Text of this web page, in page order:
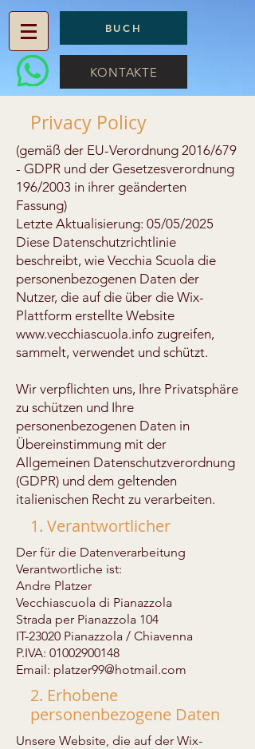
BUCH
KONTAKTE
Privacy Policy
(gemäß der EU-Verordnung 2016/679
- GDPR und der Gesetzesverordnung
196/2003 in ihrer geänderten
Fassung)
Letzte Aktualisierung: 05/05/2025
Diese Datenschutzrichtlinie
beschreibt, wie Vecchia Scuola die
personenbezogenen Daten der
Nutzer, die auf die über die Wix-
Plattform erstellte Website
www.vecchiascuola.info zugreifen,
sammelt, verwendet und schützt.
Wir verpflichten uns, Ihre Privatsphäre
zu schützen und Ihre
personenbezogenen Daten in
Übereinstimmung mit der
Allgemeinen Datenschutzverordnung
(GDPR) und dem geltenden
italienischen Recht zu verarbeiten.
1. Verantwortlicher
Der für die Datenverarbeitung
Verantwortliche ist:
Andre Platzer
Vecchiascuola di Pianazzola
Strada per Pianazzola 104
IT-23020 Pianazzola / Chiavenna
P.IVA: 01002900148
Email: platzer99@hotmail.com
2. Erhobene
personenbezogene Daten
Unsere Website, die auf der Wix-